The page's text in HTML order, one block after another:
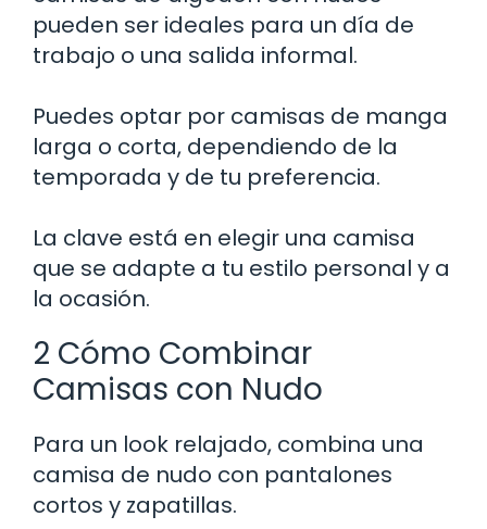
pueden ser ideales para un día de
trabajo o una salida informal.
Puedes optar por camisas de manga
larga o corta, dependiendo de la
temporada y de tu preferencia.
La clave está en elegir una camisa
que se adapte a tu estilo personal y a
la ocasión.
2 Cómo Combinar
Camisas con Nudo
Para un look relajado, combina una
camisa de nudo con pantalones
cortos y zapatillas.